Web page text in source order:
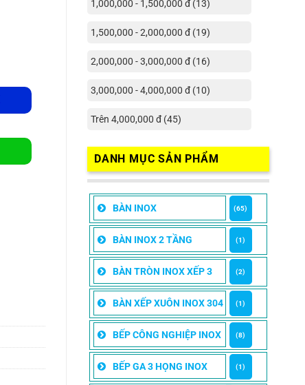
1,000,000 - 1,500,000 đ (13)
1,500,000 - 2,000,000 đ (19)
2,000,000 - 3,000,000 đ (16)
3,000,000 - 4,000,000 đ (10)
Trên 4,000,000 đ (45)
DANH MỤC SẢN PHẨM
BÀN INOX (65)
BÀN INOX 2 TẦNG (1)
BÀN TRÒN INOX XẾP 3 (2)
BÀN XẾP XUÔN INOX 304 (1)
BẾP CÔNG NGHIỆP INOX (8)
BẾP GA 3 HỌNG INOX (1)